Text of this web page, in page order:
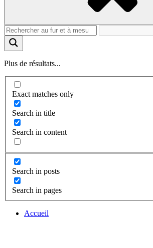
Plus de résultats...
Exact matches only
Search in title
Search in content
Search in posts
Search in pages
Accueil